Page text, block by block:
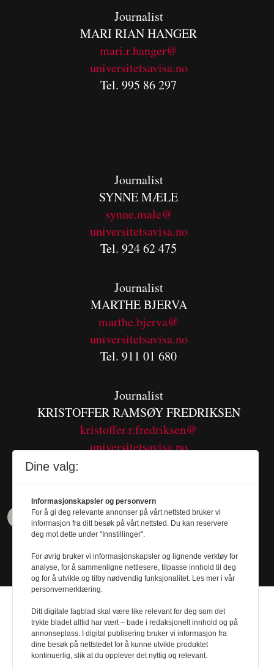
Journalist
MARI RIAN HANGER
mari.r.hanger@
universitetsavisa.no
Tel. 995 86 297
Journalist
SYNNE MÆLE
synne.male@
universitetsavisa.no
Tel. 924 62 475
Journalist
MARTHE BJERVA
marthe.bjerva@
universitetsavisa.no
Tel. 911 01 680
Journalist
KRISTOFFER RAMSØY FREDRIKSEN
kristoffer.r.fredriksen@
universitetsavisa.no
Design byNordström Design- Powered by
Dine valg:
Informasjonskapsler og personvern
For å gi deg relevante annonser på vårt nettsted bruker vi
informasjon fra ditt besøk på vårt nettsted. Du kan reservere
deg mot dette under "Innstillinger".
For øvrig bruker vi informasjonskapsler og lignende verktøy for
analyse, for å sammenligne nettlesere, tilpasse innhold til deg
og for å utvikle og tilby nødvendig funksjonalitet. Les mer i vår
personvernerklæring.
Ditt digitale fagblad skal være like relevant for deg som det
trykte bladet alltid har vært – bade i redaksjonelt innhold og på
annonseplass. I digital publisering bruker vi informasjon fra
dine besøk på nettstedet for å kunne utvikle produktet
kontinuerlig, slik at du opplever det nyttig og relevant.